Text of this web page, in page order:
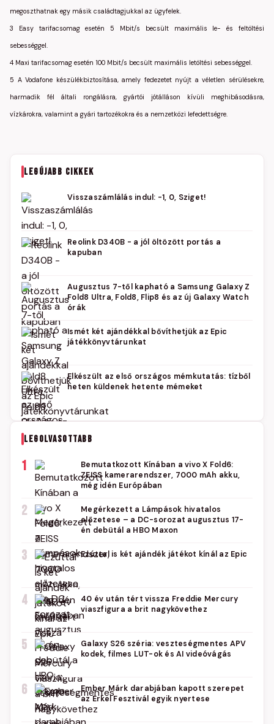
megoszthatnak egy másik családtagjukkal az ügyfelek.
3 Easy tarifacsomag esetén 5 Mbit/s becsült maximális le- és feltöltési
sebességgel.
4 Maxi tarifacsomag esetén 100 Mbit/s becsült maximális letöltési sebességgel.
5 A Vodafone készülékbiztosítása, amely fedezetet nyújt a véletlen sérülésekre,
harmadik fél általi rongálásra, gyártói jótálláson kívüli meghibásodásra,
vízkárokra, valamint a gyári tartozékokra és a nemzetközi lefedettségre.
LEGÚJABB CIKKEK
Visszaszámlálás indul: -1, 0, Sziget!
Reolink D340B - a jól öltözött portás a
kapuban
Augusztus 7-től kapható a Samsung Galaxy Z
Fold8 Ultra, Fold8, Flip8 és az új Galaxy Watch
órák
Ismét két ajándékkal bővíthetjük az Epic
játékkönyvtárunkat
Elkészült az első országos mémkutatás: tízből
heten küldenek hetente mémeket
LEGOLVASOTTABB
1
Bemutatkozott Kínában a vivo X Fold6:
ZEISS kamerarendszer, 7000 mAh akku,
még idén Európában
2
Megérkezett a Lámpások hivatalos
előzetese – a DC-sorozat augusztus 17-
én debütál a HBO Maxon
3 Ezúttal is két ajándék játékot kínál az Epic
4
40 év után tért vissza Freddie Mercury
viaszfigura a brit nagykövethez
5
Galaxy S26 széria: veszteségmentes APV
kodek, filmes LUT-ok és AI videóvágás
6
Ember Márk darabjában kapott szerepet
az Erkel Fesztivál egyik nyertese